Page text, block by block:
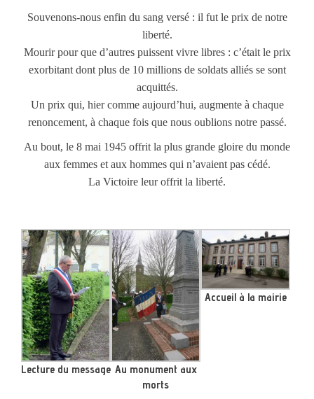
Souvenons-nous enfin du sang versé : il fut le prix de notre
liberté.
Mourir pour que d’autres puissent vivre libres : c’était le prix
exorbitant dont plus de 10 millions de soldats alliés se sont
acquittés.
Un prix qui, hier comme aujourd’hui, augmente à chaque
renoncement, à chaque fois que nous oublions notre passé.
Au bout, le 8 mai 1945 offrit la plus grande gloire du monde
aux femmes et aux hommes qui n’avaient pas cédé.
La Victoire leur offrit la liberté.
Lecture du message Au monument aux
morts
Accueil à la mairie